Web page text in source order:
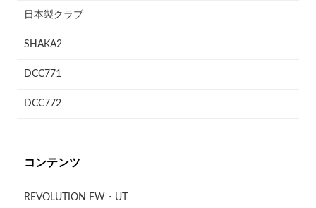
日本製クラブ
SHAKA2
DCC771
DCC772
コンテンツ
REVOLUTION FW・UT